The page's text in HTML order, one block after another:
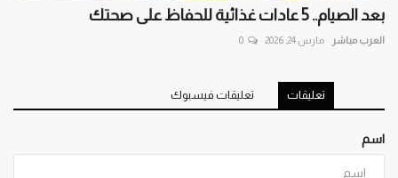
بعد الصيام.. 5 عادات غذائية للحفاظ على صحتك
العرب مباشر مارس 24, 2026 0
تعليقات تعليقات فيسبوك
اسم